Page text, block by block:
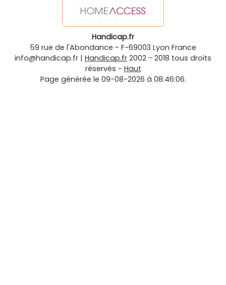
Handicap.fr
59 rue de l'Abondance - F-69003 Lyon France
info@handicap.fr | Handicap.fr 2002 - 2018 tous droits
réservés - Haut
Page générée le 09-08-2026 à 08:46:06.